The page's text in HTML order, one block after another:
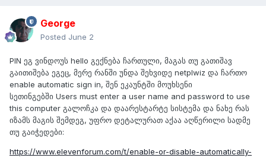
George
Posted June 2
PIN ეგ ვინდოუს hello გექნება ჩართული, მაგას თუ გათიშავ
გაითიშება ეგეც, მერე რანში უნდა შეხვიდე netplwiz და ჩართო
enable automatic sign in, შენ ეკაუნტში მოუხსენი
სეთინგებში Users must enter a user name and password to use
this computer გალოჩკა და დაარესტარტე სისტემა და ნახე რას
იზამს მაგის შემდეგ, უფრო დეტალურათ აქაა აღწერილი სადმე
თუ გაიჭედები:
https://www.elevenforum.com/t/enable-or-disable-automatically-